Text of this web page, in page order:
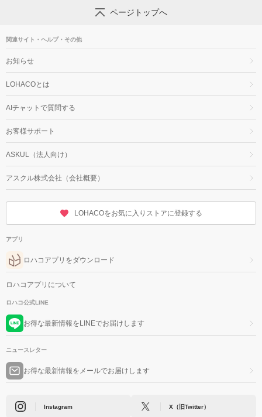
ページトップへ
関連サイト・ヘルプ・その他
お知らせ
LOHACOとは
AIチャットで質問する
お客様サポート
ASKUL（法人向け）
アスクル株式会社（会社概要）
LOHACOをお気に入りストアに登録する
アプリ
ロハコアプリをダウンロード
ロハコアプリについて
ロハコ公式LINE
お得な最新情報をLINEでお届けします
ニュースレター
お得な最新情報をメールでお届けします
Instagram X（旧Twitter）